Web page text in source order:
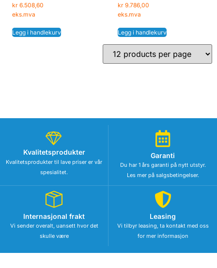
kr 6.508,60
eks.mva
Legg i handlekurv
kr9.786,00
eks.mva
Legg i handlekurv
Kvalitetsprodukter
Kvalitetsprodukter til lave priser er vår
spesialitet.
Garanti
Du har 1 års garanti på nytt utstyr.
Les mer på salgsbetingelser.
Internasjonal frakt
Vi sender overalt, uansett hvor det
skulle være
Leasing
Vi tilbyr leasing, ta kontakt med oss
for mer informasjon